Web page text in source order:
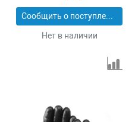
Сообщить о поступлении
Нет в наличии